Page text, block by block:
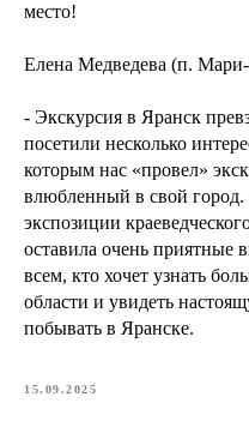
место!
Елена Медведева (п.
- Экскурсия в Яранск
посетили несколько
которым нас «провел»
влюбленный в свой
экспозиции
оставила очень приятные
всем, кто хочет узнать
области и увидеть
побывать в Яранске.
15.09.2025